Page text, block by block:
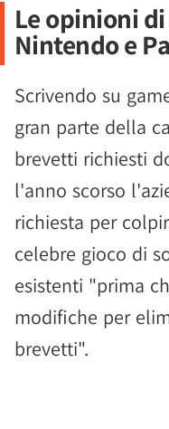
Le opinioni
Nintendo e
Scrivendo su
gran parte della
brevetti richiesti
l'anno scorso
richiesta per
celebre gioco di
esistenti "prima
modifiche per
brevetti".